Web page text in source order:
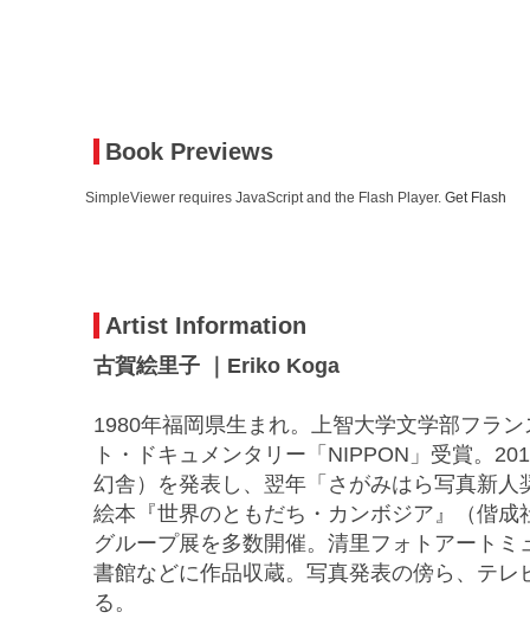
Book Previews
SimpleViewer requires JavaScript and the Flash Player. Get Flash
Artist Information
古賀絵里子 ｜Eriko Koga
1980年福岡県生まれ。上智大学文学部フラ
ト・ドキュメンタリー「NIPPON」受賞。
幻舎）を発表し、翌年「さがみはら写真新
絵本『世界のともだち・カンボジア』（偕
グループ展を多数開催。清里フォトアート
書館などに作品収蔵。写真発表の傍ら、テレ
る。